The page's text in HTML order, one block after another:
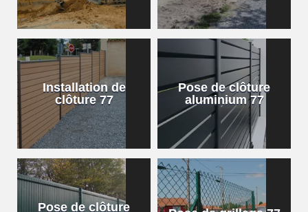
Installation de
clôture 77
Pose de clôture
aluminium 77
Pose de clôture